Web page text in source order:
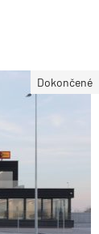
Dokončené